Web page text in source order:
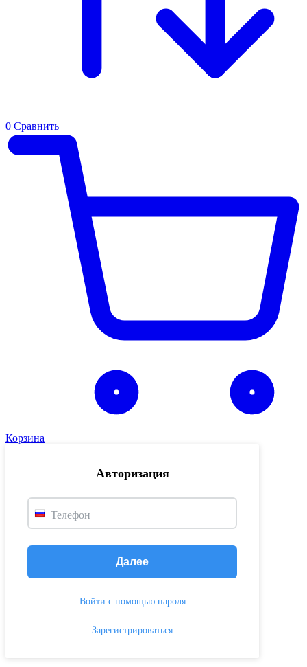
0 Сравнить
Корзина
Авторизация
Телефон
Далее
Войти с помощью пароля
Зарегистрироваться